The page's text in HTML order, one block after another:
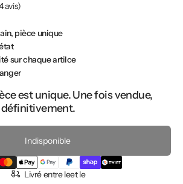
avis)
pièce unique
sur chaque artilce
est unique. Une fois vendue,
Indisponible
Livré entre leet le